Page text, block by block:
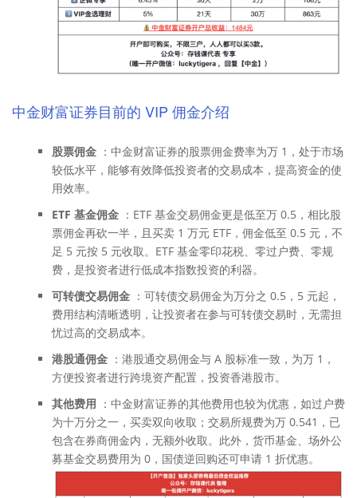
中金财富证券目前的 VIP 佣金介绍
股票佣金 ：中金财富证券的股票佣金费率为万 1，处于市场
较低水平，能够有效降低投资者的交易成本，提高资金的使
用效率。
ETF 基金佣金 ：ETF 基金交易佣金更是低至万 0.5，相比股
票佣金再砍一半，且买卖 1 万元 ETF，佣金低至 0.5 元，不
足 5 元按 5 元收取。ETF 基金零印花税、零过户费、零规
费，是投资者进行低成本指数投资的利器。
可转债交易佣金 ：可转债交易佣金为万分之 0.5，5 元起，
费用结构清晰透明，让投资者在参与可转债交易时，无需担
忧过高的交易成本。
港股通佣金 ：港股通交易佣金与 A 股标准一致，为万 1，
方便投资者进行跨境资产配置，投资香港股市。
其他费用 ：中金财富证券的其他费用也较为优惠，如过户费
为十万分之一，买卖双向收取；交易所规费为万 0.541，已
包含在券商佣金内，无额外收取。此外，货币基金、场外公
募基金交易费用为 0，国债逆回购还可申请 1 折优惠。